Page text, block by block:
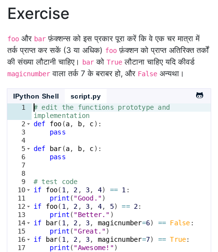
Exercise
foo और bar फ़ंक्शन्स को इस प्रकार पूरा करें कि वे एक चर मात्रा में
तर्क प्राप्त कर सकें (3 या अधिक) foo फ़ंक्शन को प्राप्त अतिरिक्त तर्कों
की संख्या लौटानी चाहिए।
bar को True लौटाना चाहिए यदि कीवर्ड
magicnumber वाला तर्क 7 के बराबर हो, और False अन्यथा।
IPython Shell
script.py
1
2
3
4
5
6
7
8
9
10
11
12
13
14
15
16
17
# edit the functions prototype and
implementation
def
foo (a, b, c) :
pass
def bar (a, b, c) :
pass
# test code
if
foo( 1 , 2 , 3, 4) == 1 :
print ( "Good.")
if
foo( 1 , 2 , 3, 4, 5) == 2:
print ( "Better." )
if
bar( 1 , 2 , 3, magicnumber=6) == False :
print ( "Great.")
if
bar( 1 , 2 , 3, magicnumber=7) == True:
print ( "Awesome!")